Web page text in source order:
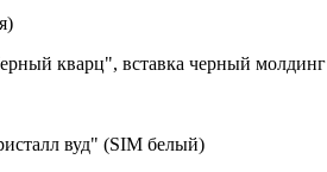
кварц", вставка черный молдинг
вуд" (SIM белый)